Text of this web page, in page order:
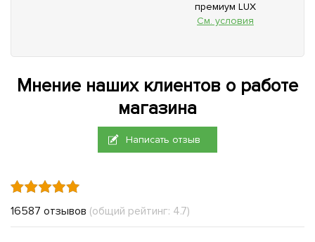
премиум LUX
См. условия
Мнение наших клиентов о работе
магазина
Написать отзыв
16587 отзывов (общий рейтинг: 4.7)